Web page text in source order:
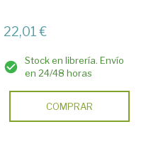
22,01 €
Stock en librería. Envío
en 24/48 horas
COMPRAR